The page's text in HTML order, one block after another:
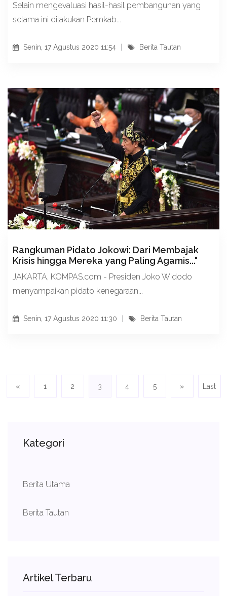
Selain mengevaluasi hasil-hasil pembangunan yang
selama ini dilakukan Pemkab...
Senin, 17 Agustus 2020 11:54 Berita Tautan
Rangkuman Pidato Jokowi: Dari Membajak
Krisis hingga Mereka yang Paling Agamis..."
JAKARTA, KOMPAS.com - Presiden Joko Widodo
menyampaikan pidato kenegaraan...
Senin, 17 Agustus 2020 11:30 Berita Tautan
« 1 2 3 4 5 » Last
Kategori
Berita Utama
Berita Tautan
Artikel Terbaru